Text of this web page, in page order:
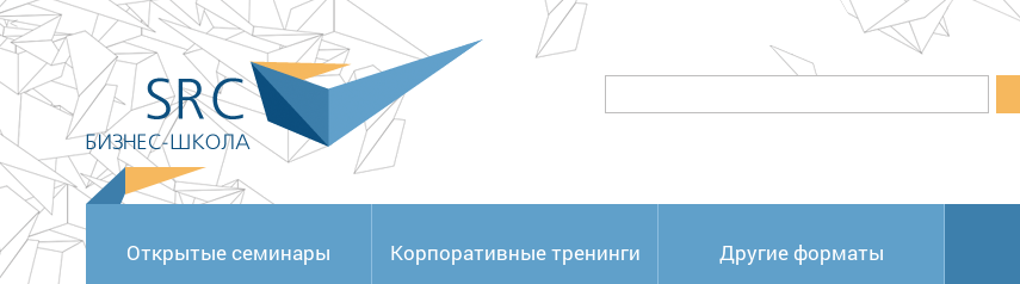
<
Открытые семинары Корпоративные тренинги Другие форматы